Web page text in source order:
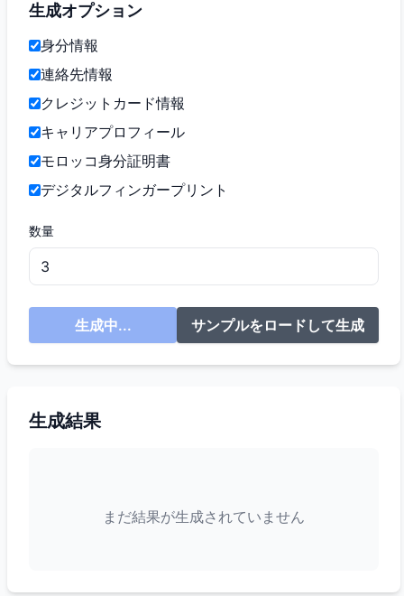
生成オプション
身分情報
連絡先情報
クレジットカード情報
キャリアプロフィール
モロッコ身分証明書
デジタルフィンガープリント
数量
生成中... サンプルをロードして生成
生成結果
まだ結果が生成されていません